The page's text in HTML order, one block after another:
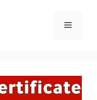
Menu